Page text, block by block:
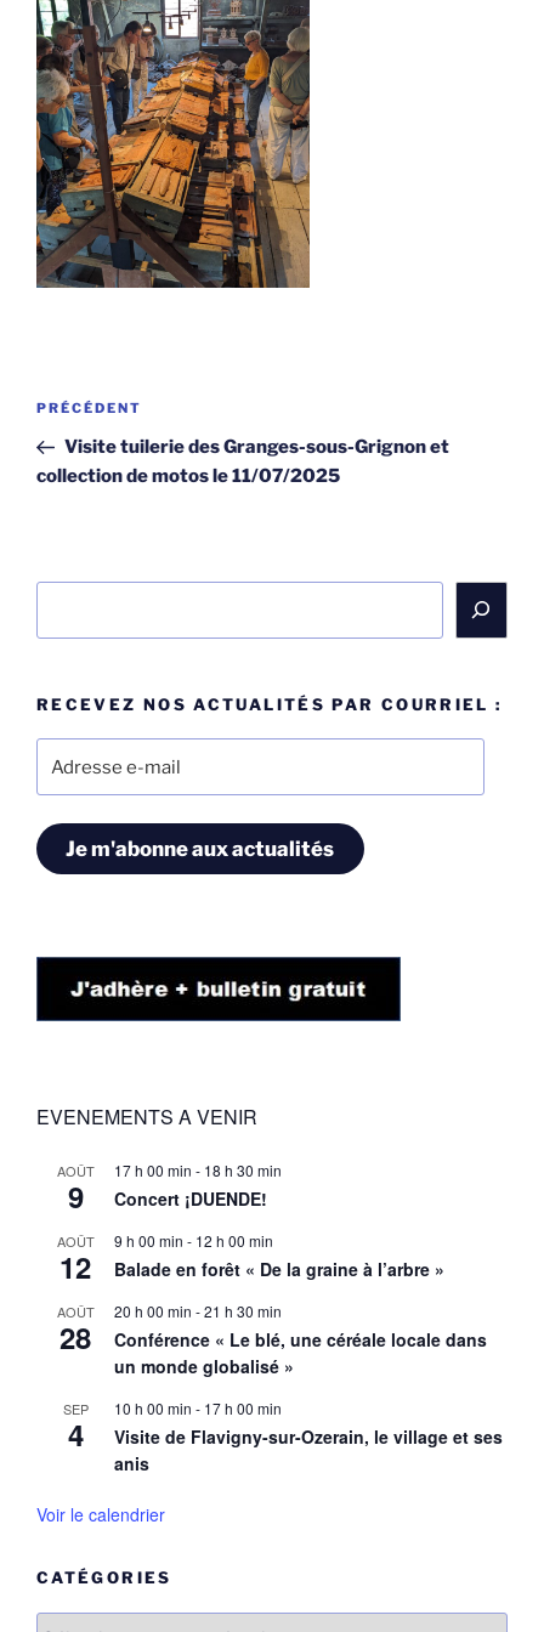
Navigation
l’article
Article
précédent
PRÉCÉDENT
Visite tuilerie des Granges-sous-Grignon et
collection de motos le 11/07/2025
RECEVEZ NOS ACTUALITÉS PAR COURRIEL :
Je m'abonne aux actualités
EVENEMENTS A VENIR
AOÛT
9
17 h 00 min - 18 h 30 min
Concert ¡DUENDE!
AOÛT
12
9 h 00 min - 12 h 00 min
Balade en forêt « De la graine à l’arbre »
AOÛT
28
20 h 00 min -21 h 30 min
Conférence « Le blé, une céréale locale dans
un monde globalisé »
SEP
4
10 h 00 min - 17 h 00 min
Visite de Flavigny-sur-Ozerain, le village et ses
anis
Voir le calendrier
CATÉGORIES
Catégories